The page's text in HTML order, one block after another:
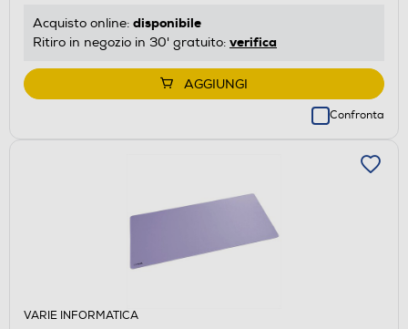
Acquisto online: disponibile
Ritiro in negozio in 30' gratuito: verifica
AGGIUNGI
Confronta
VARIE INFORMATICA